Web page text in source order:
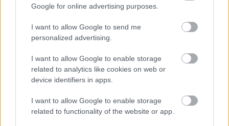
Google for online advertising purposes.
I want to allow Google to send me
personalized advertising.
I want to allow Google to enable storage
related to analytics like cookies on web or
device identifiers in apps.
I want to allow Google to enable storage
related to functionality of the website or app.
A bejegyzés megtekintése az Instagramon